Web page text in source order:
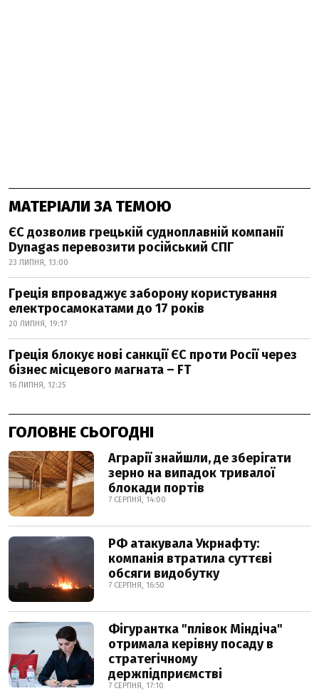
МАТЕРІАЛИ ЗА ТЕМОЮ
ЄС дозволив грецькій судноплавній компанії
Dynagas перевозити російський СПГ
23 ЛИПНЯ, 13:00
Греція впроваджує заборону користування
електросамокатами до 17 років
20 ЛИПНЯ, 19:17
Греція блокує нові санкції ЄС проти Росії через
бізнес місцевого магната – FT
16 ЛИПНЯ, 12:25
ГОЛОВНЕ СЬОГОДНІ
Аграрії знайшли, де зберігати
зерно на випадок тривалої
блокади портів
7 СЕРПНЯ, 14:00
РФ атакувала Укрнафту:
компанія втратила суттєві
обсяги видобутку
7 СЕРПНЯ, 16:50
Фігурантка "плівок Міндіча"
отримала керівну посаду в
стратегічному
держпідприємстві
7 СЕРПНЯ, 17:10